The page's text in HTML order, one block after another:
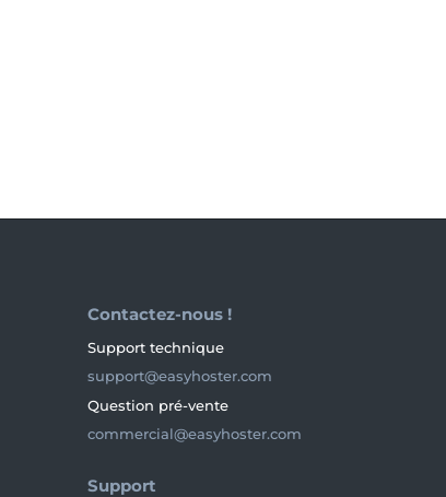
Contactez-nous !
Support technique
support@easyhoster.com
Question pré-vente
commercial@easyhoster.com
Support